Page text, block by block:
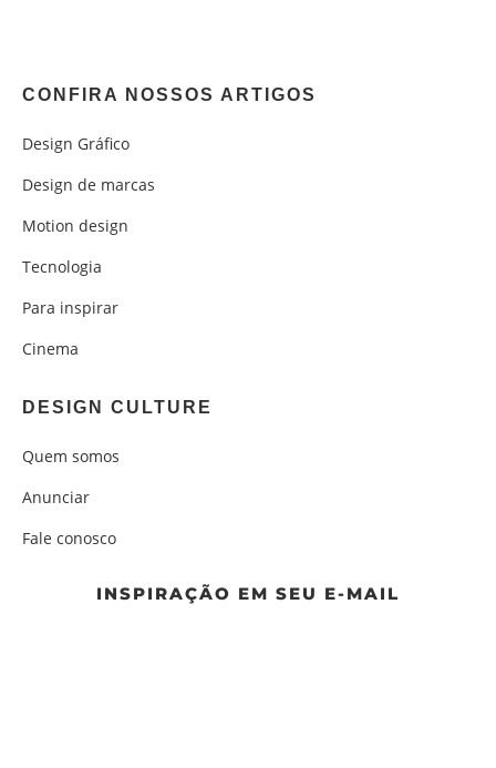
CONFIRA NOSSOS ARTIGOS
Design Gráfico
Design de marcas
Motion design
Tecnologia
Para inspirar
Cinema
DESIGN CULTURE
Quem somos
Anunciar
Fale conosco
INSPIRAÇÃO EM SEU E-MAIL